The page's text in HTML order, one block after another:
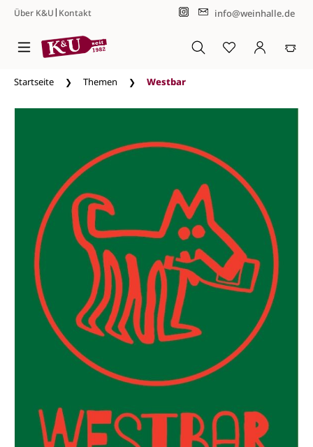
Zum Hauptinhalt springen
Über K&U| Kontakt info@weinhalle.de
Startseite Themen Westbar